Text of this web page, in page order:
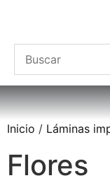
Inicio / Láminas
Flores